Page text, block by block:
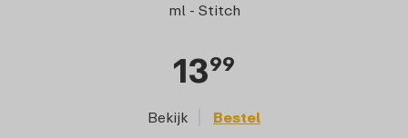
ml - Stitch
1399
Bekijk Bestel